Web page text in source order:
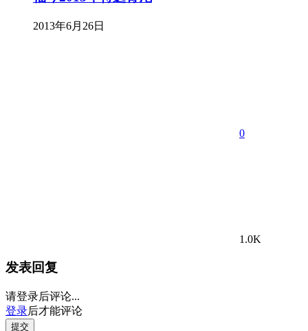
2013年6月26日
0
1.0K
发表回复
请登录后评论...
登录后才能评论
提交